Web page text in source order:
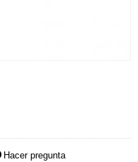
Hacer pregunta